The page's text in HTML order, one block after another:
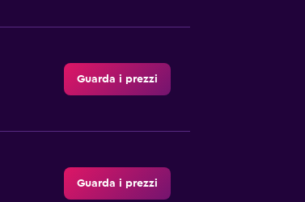
Guarda i prezzi
Guarda i prezzi